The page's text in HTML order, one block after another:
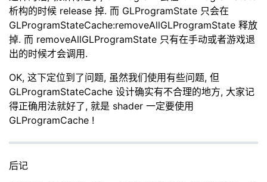
析构的时候 release 掉. 而 GLProgramState 只会在
GLProgramStateCache:removeAllGLProgramState 释放
掉. 而 removeAllGLProgramState 只有在手动或者游戏退
出的时候才会调用.
OK, 这下定位到了问题, 虽然我们使用有些问题, 但
GLProgramStateCache 设计确实有不合理的地方, 大家记
得正确用法就好了, 就是 shader 一定要使用
GLProgramCache !
后记